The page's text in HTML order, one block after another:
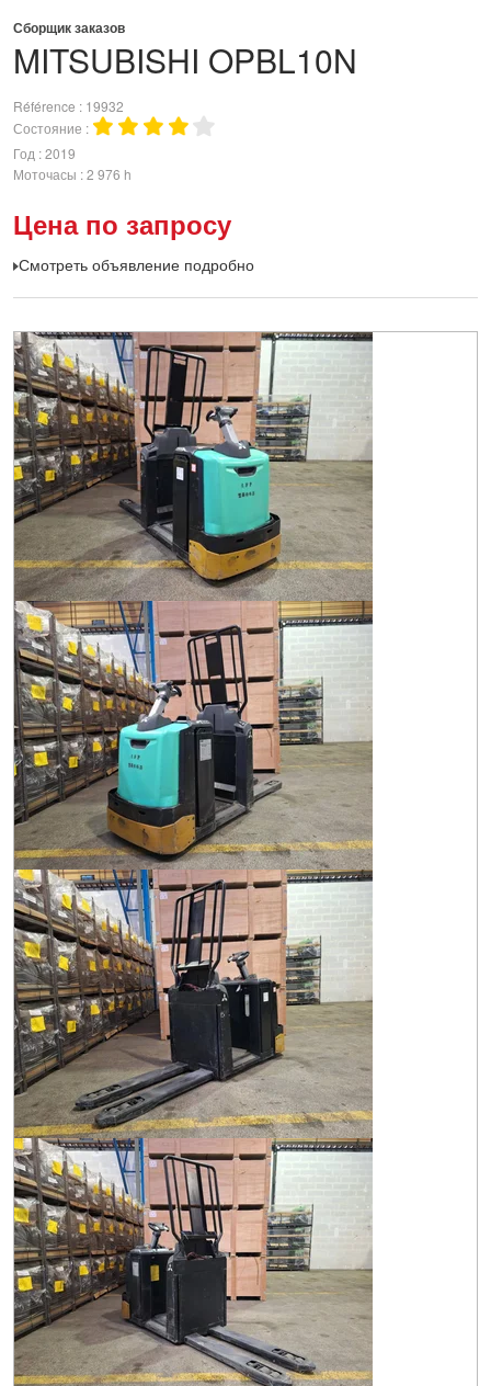
MITSUBISHI OPBL10N
Сборщик заказов
Référence
19932
Состояние
Год 2019
Моточасы 2 976 h
Цена по запросу
Смотреть объявление подробно